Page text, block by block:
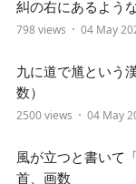
糾の右にあるよう
798 views 04 May
九に道で馗という
数）
2500 views 04 May
風が立つと書いて
首、画数